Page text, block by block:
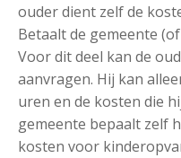
ouder dient zelf de
Betaalt de gemeente
Voor dit deel kan de
aanvragen. Hij kan
uren en de kosten die
gemeente bepaalt zelf
kosten voor